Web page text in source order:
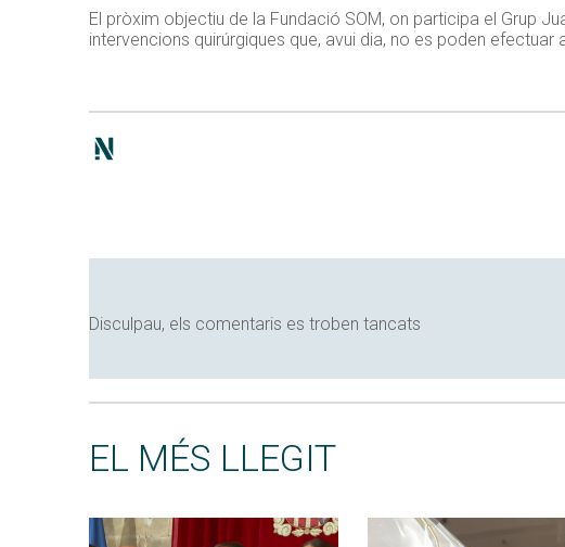
El pròxim objectiu de la Fundació SOM, on participa el Grup
intervencions quirúrgiques que, avui dia, no es poden efectuar
Disculpau, els comentaris es troben tancats
EL MÉS LLEGIT